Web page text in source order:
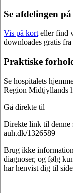
Se afdelingen
Vis på kort eller find
downloades gratis
Praktiske
Se hospitalets
Region Midtjyllands
Gå direkte til
Direkte link til denne
auh.dk/1326589
Brug ikke
diagnoser, og følg
har henvist dig til